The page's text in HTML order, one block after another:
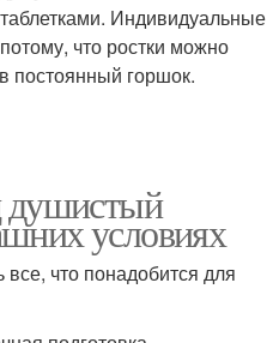
Индивидуальные
что ростки можно
постоянный горшок.
душистый
условиях
что понадобится для